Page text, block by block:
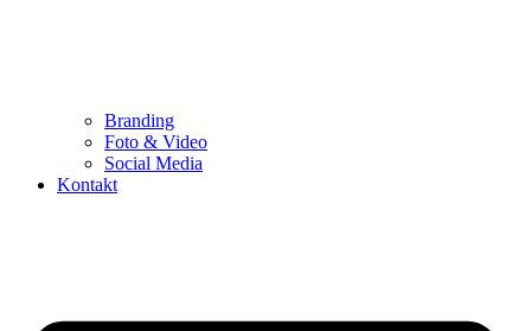
Branding
Foto & Video
Social Media
Kontakt